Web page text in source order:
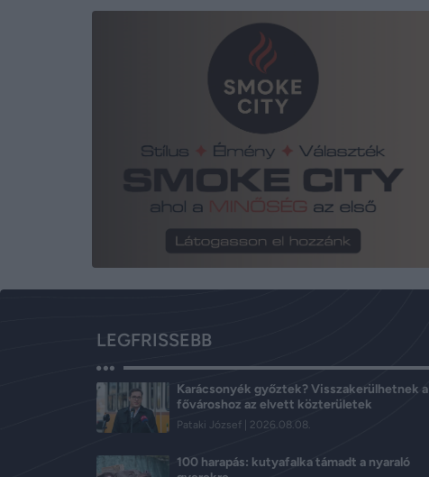
LEGFRISSEBB
Karácsonyék győztek? Visszakerülhetnek a
fővároshoz az elvett közterületek
Pataki József 2026.08.08.
100 harapás: kutyafalka támadt a nyaraló